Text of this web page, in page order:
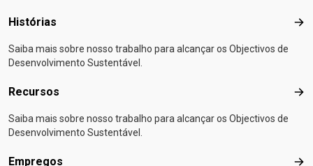
Histórias
Saiba mais sobre nosso trabalho para alcançar os Objectivos de
Desenvolvimento Sustentável.
Recursos
Saiba mais sobre nosso trabalho para alcançar os Objectivos de
Desenvolvimento Sustentável.
Empregos